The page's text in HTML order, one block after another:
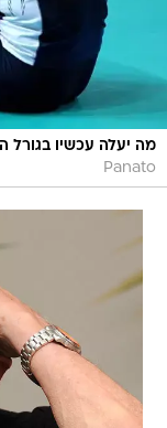
מה יעלה עכשיו בגורל
Panato